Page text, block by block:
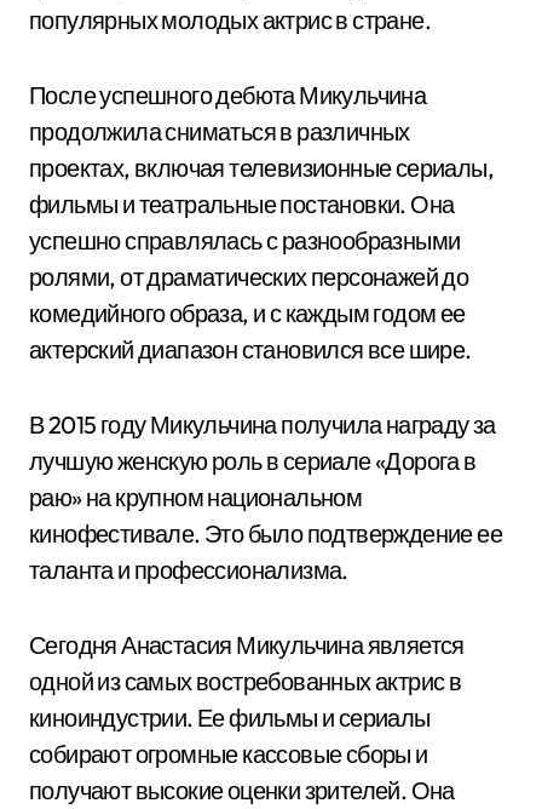
популярных молодых актрис в стране.
После успешного дебюта Микульчина
продолжила сниматься в различных
проектах, включая телевизионные сериалы,
фильмы и театральные постановки. Она
успешно справлялась с разнообразными
ролями, от драматических персонажей до
комедийного образа, и с каждым годом ее
актерский диапазон становился все шире.
В 2015 году Микульчина получила награду за
лучшую женскую роль в сериале «Дорога в
раю» на крупном национальном
кинофестивале. Это было подтверждение ее
таланта и профессионализма.
Сегодня Анастасия Микульчина является
одной из самых востребованных актрис в
киноиндустрии. Ее фильмы и сериалы
собирают огромные кассовые сборы и
получают высокие оценки зрителей. Она